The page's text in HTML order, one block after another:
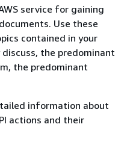
service for gaining
Use these
contained in your
the predominant
the predominant
information about
actions and their